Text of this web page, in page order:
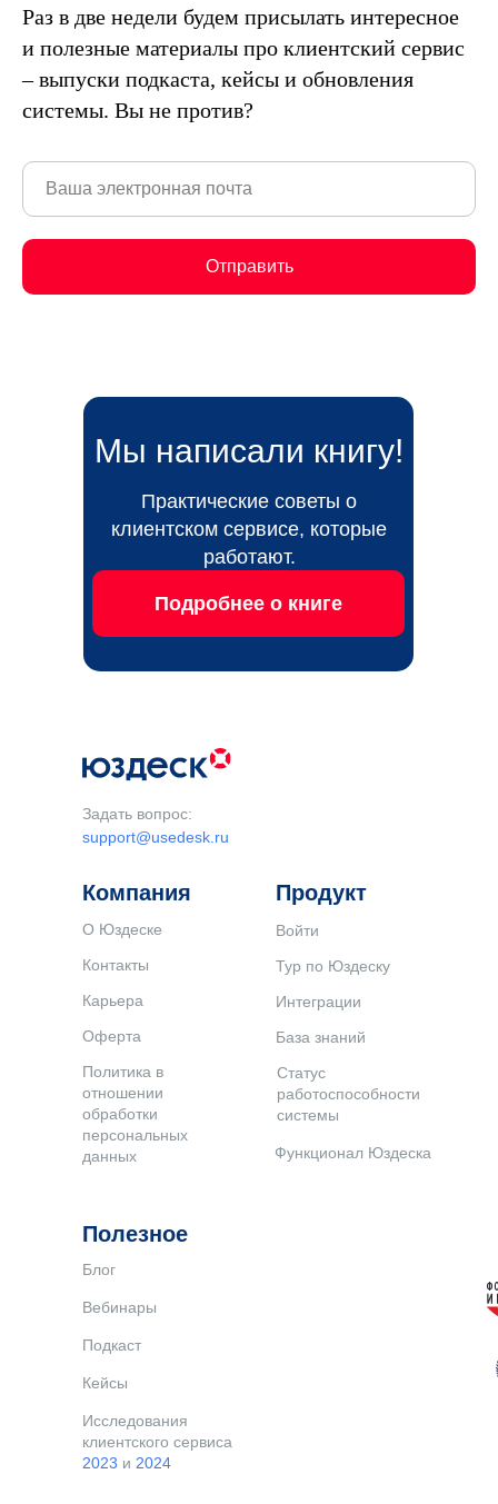
Раз в две недели будем присылать интересное
и полезные материалы про клиентский сервис
– выпуски подкаста, кейсы и обновления
системы. Вы не против?
Отправить
Подробнее о книге
Практические советы о
клиентском сервисе, которые
работают.
Мы написали книгу!
Задать вопрос:
support@usedesk.ru
Компания
О Юздеске
Контакты
Карьера
Оферта
Политика в
отношении
обработки
персональных
данных
Войти
Тур по Юздеску
Интеграции
Продукт
База знаний
Статус
работоспособности
системы
Функционал Юздеска
Подкаст
Кейсы
Полезное
Блог
Вебинары
Исследования
клиентского сервиса
2023 и 2024